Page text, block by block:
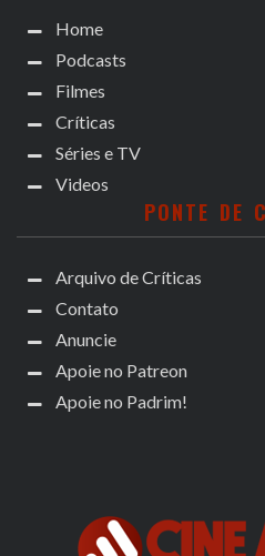
Home
Podcasts
Filmes
Críticas
Séries e TV
Videos
PONTE DE
Arquivo de Críticas
Contato
Anuncie
Apoie no Patreon
Apoie no Padrim!